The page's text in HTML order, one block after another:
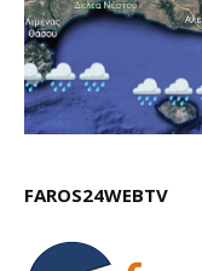
FAROS24WEBTV